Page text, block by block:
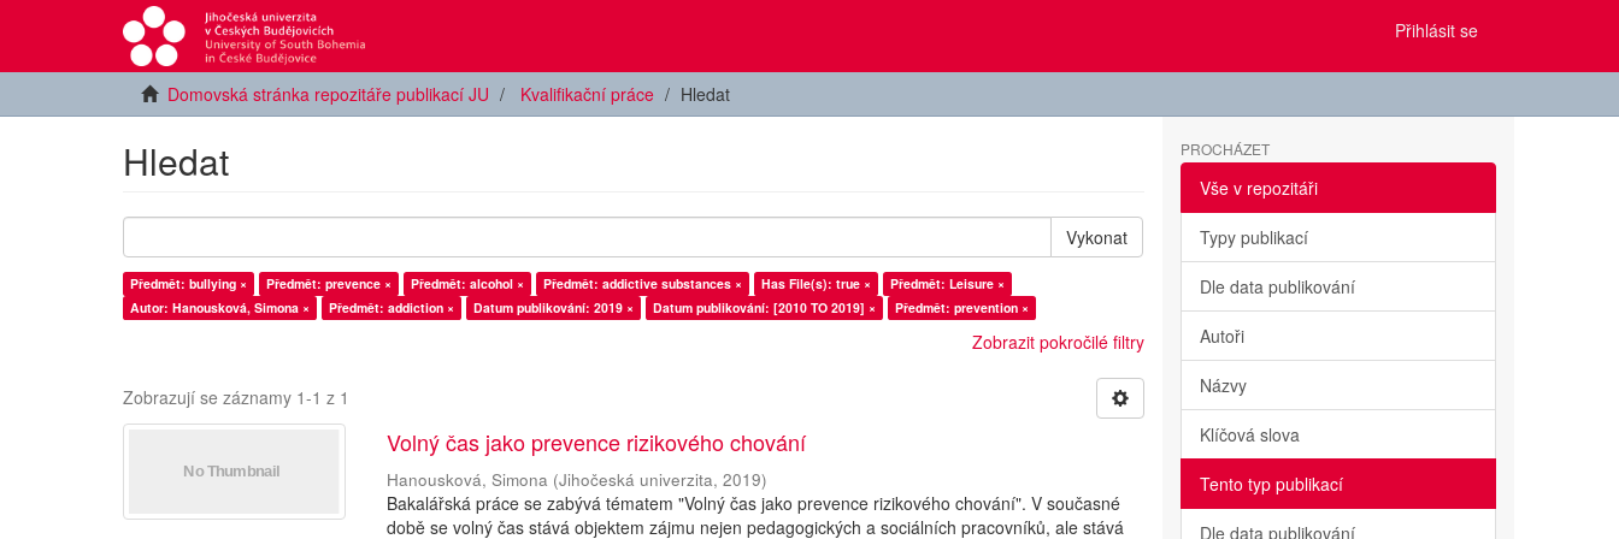
Přihlásit se
Domovská stránka repozitáře publikací JU Kvalifikační práce Hledat
Hledat
Vykonat
Předmět: bullying × Předmět: prevence × Předmět: alcohol × Předmět: addictive substances × Has File(s): true ×
Předmět: Leisure ×
Autor: Hanousková, Simona ×
Předmět: addiction × Datum publikování: 2019 × Datum publikování: [2010 TO 2019] × Předmět: prevention ×
Zobrazit pokročilé filtry
Zobrazují se záznamy 1-1 z 1
Volný čas jako prevence rizikového chování
Hanousková, Simona (Jihočeská univerzita,2019)
Bakalářská práce se zabývá tématem "Volný čas jako prevence rizikového chování". V současné
době se volný čas stává objektem zájmu nejen pedagogických a sociálních pracovníků, ale stává
PROCHÁZET
Vše v repozitáři
Typy publikací
Dle data publikování
Autoři
Názvy
Klíčová slova
Tento typ publikací
Dle data publikování